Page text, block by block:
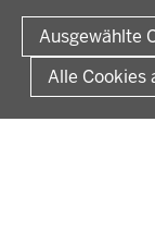
Ausgewählte
Alle Cookies
Fußzeile
Impressum
Kurzlink zu dieser